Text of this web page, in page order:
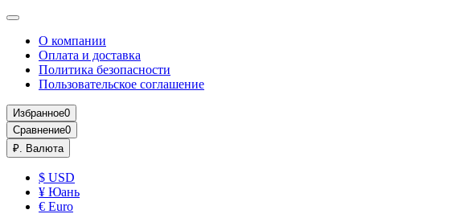
О компании
Оплата и доставка
Политика безопасности
Пользовательское соглашение
Избранное0
Сравнение0
₽. Валюта
$ USD
¥ Юань
€ Euro